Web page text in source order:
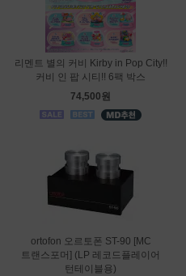
리멘트 별의 커비 Kirby in Pop City!!
커비 인 팝 시티!! 6팩 박스
74,500원
ortofon 오르토폰 ST-90 [MC
트랜스포머] (LP 레코드플레이어
턴테이블용)